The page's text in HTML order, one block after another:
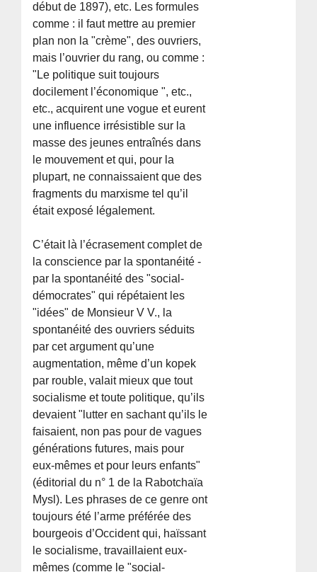
début de 1897), etc. Les formules
comme : il faut mettre au premier
plan non la "crème", des ouvriers,
mais l’ouvrier du rang, ou comme :
"Le politique suit toujours
docilement l’économique ", etc.,
etc., acquirent une vogue et eurent
une influence irrésistible sur la
masse des jeunes entraînés dans
le mouvement et qui, pour la
plupart, ne connaissaient que des
fragments du marxisme tel qu’il
était exposé légalement.
C’était là l’écrasement complet de
la conscience par la spontanéité -
par la spontanéité des "social-
démocrates" qui répétaient les
"idées" de Monsieur V V., la
spontanéité des ouvriers séduits
par cet argument qu’une
augmentation, même d’un kopek
par rouble, valait mieux que tout
socialisme et toute politique, qu’ils
devaient "lutter en sachant qu’ils le
faisaient, non pas pour de vagues
générations futures, mais pour
eux-mêmes et pour leurs enfants"
(éditorial du n° 1 de la Rabotchaïa
Mysl). Les phrases de ce genre ont
toujours été l’arme préférée des
bourgeois d’Occident qui, haïssant
le socialisme, travaillaient eux-
mêmes (comme le "social-